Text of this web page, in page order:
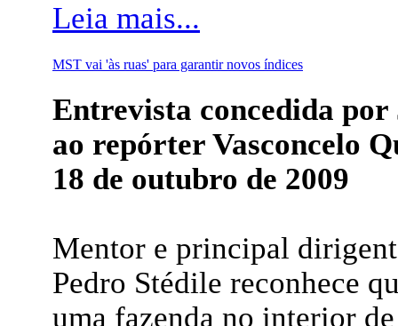
Leia mais...
MST vai 'às ruas' para garantir novos índices
Entrevista concedida
ao repórter Vasconcelo
18 de outubro de 2009
Mentor e principal
Pedro Stédile reconhece
uma fazenda no interior